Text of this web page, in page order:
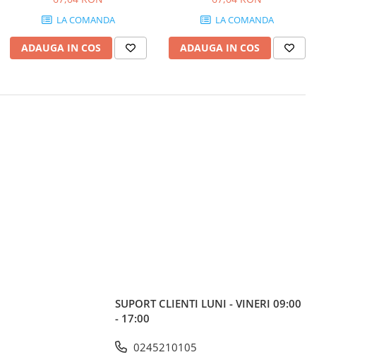
LA COMANDA
ADAUGA IN COS
LA COMANDA
ADAUGA IN COS
SUPORT CLIENTI LUNI - VINERI 09:00
- 17:00
0245210105